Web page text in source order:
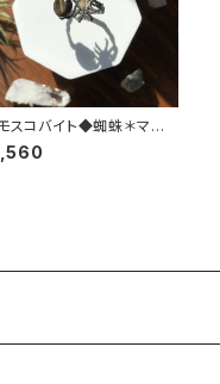
スコバイト◆蜘蛛＊マクラ
ング